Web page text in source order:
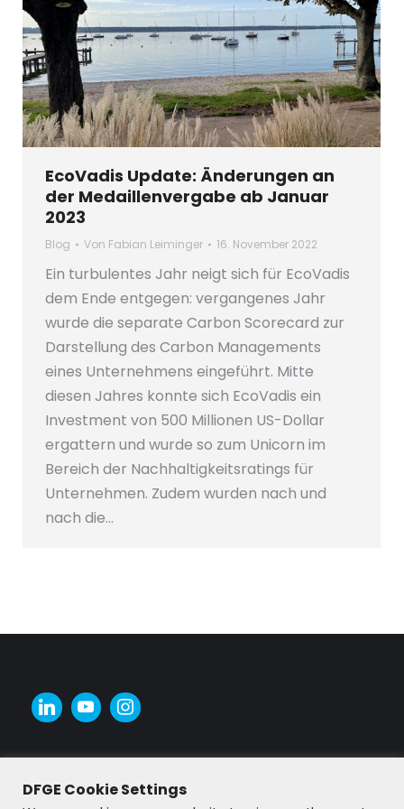
EcoVadis Update: Änderungen an
der Medaillenvergabe ab Januar
2023
Blog Von Fabian Leiminger 16. November 2022
Ein turbulentes Jahr neigt sich für EcoVadis
dem Ende entgegen: vergangenes Jahr
wurde die separate Carbon Scorecard zur
Darstellung des Carbon Managements
eines Unternehmens eingeführt. Mitte
diesen Jahres konnte sich EcoVadis ein
Investment von 500 Millionen US-Dollar
ergattern und wurde so zum Unicorn im
Bereich der Nachhaltigkeitsratings für
Unternehmen. Zudem wurden nach und
nach die…
DFGE Cookie Settings